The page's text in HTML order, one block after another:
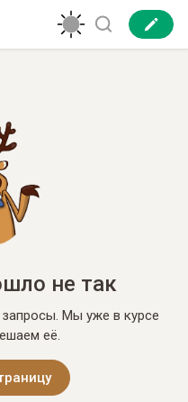
не так
запросы. Мы уже в курсе
её.